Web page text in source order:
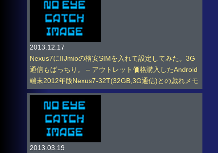
2013.12.17
Nexus7にIIJmioの格安SIMを入れて設定してみた。3G
通信もばっちり。 – アウトレット価格購入したAndroid
端末2012年版Nexus7-32T(32GB,3G通信)との戯れメモ
2013.03.19